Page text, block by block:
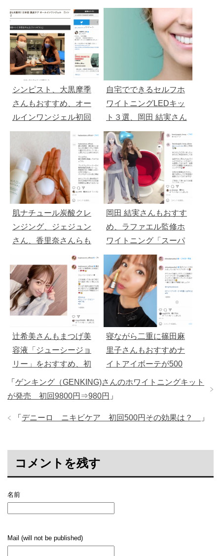
MEDULLA（メデュ
ラ）
シンピスト、大黒摩季
さんもおすすめ、オー
ルインワンジェル初回
１９８０円
自宅でできるセルフホ
ワイトニングLEDキッ
ト３選、岡田 結実さん
もおすすめ、ラファエ
ル監修が人気
肌ナチュール炭酸クレ
ンジング、ジェジュン
さん、香里奈さんらも
愛用「初回1,958円」
岡田 結実さんもおすす
め、ラファエル監修ホ
ワイトニング「スーパ
ーホワイトLV」WEB限
定6000円OFF
辻希美さんもまつげ美
容液「ジューシージョ
リー」をおすすめ、初
回２９８０円
寝ながら二重に篠田麻
里子さんもおすすめナ
イトアイボーテが500
円で
「 ゲンキング（GENKING)さんのホワイトニングキット
が発売 初回9800円⇒980円 」
「 デニーロ ニキビケア 初回500円その効果は？ 」
コメントを残す
名前
Mail (will not be published)